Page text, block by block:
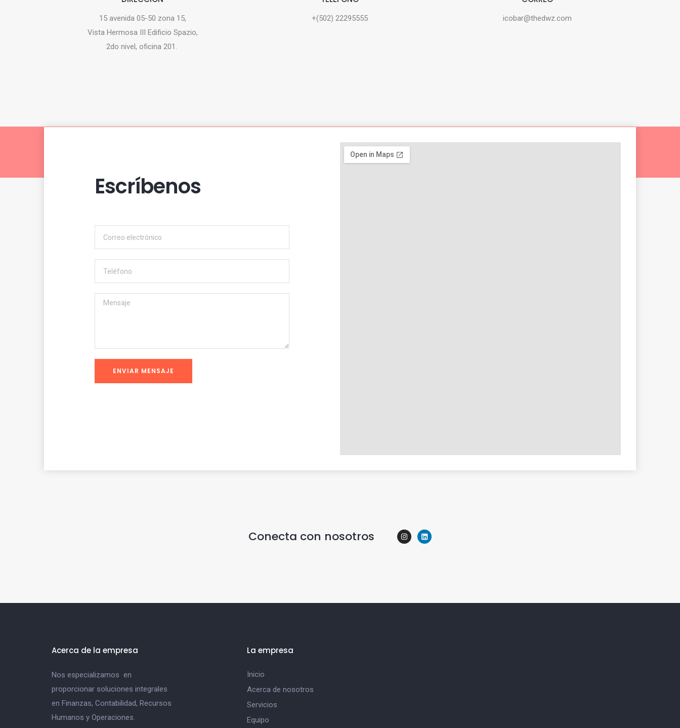
15 avenida 05-50 zona 15,
Vista Hermosa III Edificio Spazio,
2do nivel, oficina 201.
+(502) 22295555 icobar@thedwz.com
Escríbenos
ENVIAR MENSAJE
Conecta con nosotros
Acerca de la empresa
Nos especializamos en
proporcionar soluciones integrales
en Finanzas, Contabilidad, Recursos
Humanos y Operaciones.
La empresa
Inicio
Acerca de nosotros
Servicios
Equipo